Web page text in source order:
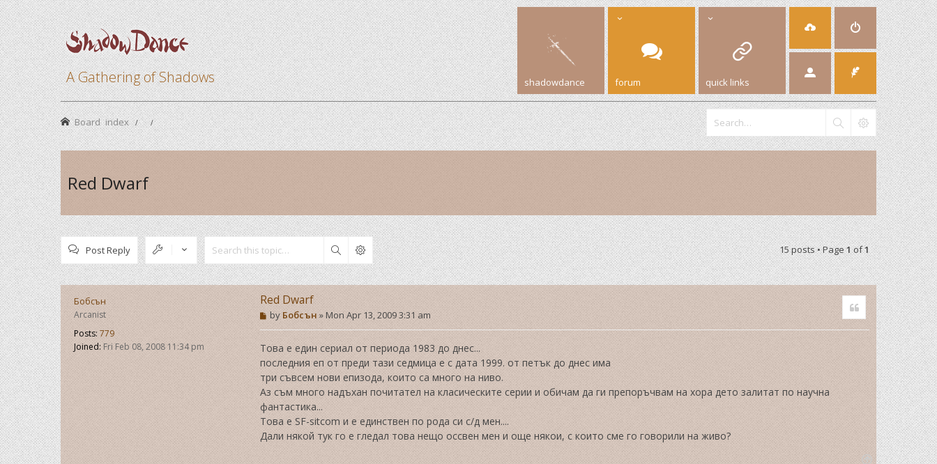
A Gathering of Shadows shadowdance forum quick links
Board index
Red Dwarf
Post Reply Search 15 posts • Page1of1
Бобсън
Arcanist
Posts: 779
Joined:Fri Feb 08, 2008 11:34 pm
Red Dwarf
Quote
P
o
s
t
byБобсън»Mon Apr 13, 2009 3:31 am
Това е един сериал от периода 1983 до днес...
последния еп от преди тази седмица е с дата 1999. от петък до днес има
три съвсем нови епизода, които са много на ниво.
Аз съм много надъхан почитател на класическите серии и обичам да ги препоръчвам на хора дето залитат по научна
фантастика...
Това е SF-sitcom и е единствен по рода си с/д мен....
Дали някой тук го е гледал това нещо оссвен мен и още някои, с които сме го говорили на живо?